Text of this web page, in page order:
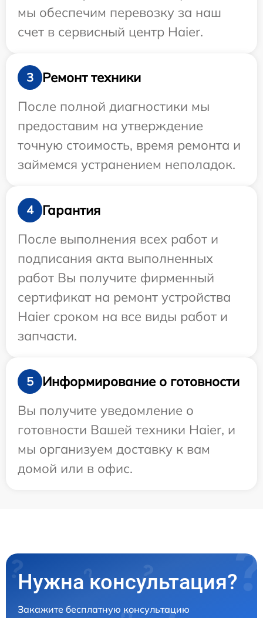
мы обеспечим перевозку за наш
счет в сервисный центр Haier.
3
Ремонт техники
После полной диагностики мы
предоставим на утверждение
точную стоимость, время ремонта и
займемся устранением неполадок.
4
Гарантия
После выполнения всех работ и
подписания акта выполненных
работ Вы получите фирменный
сертификат на ремонт устройства
Haier сроком на все виды работ и
запчасти.
5
Информирование о готовности
Вы получите уведомление о
готовности Вашей техники Haier, и
мы организуем доставку к вам
домой или в офис.
Нужна консультация?
Закажите бесплатную консультацию